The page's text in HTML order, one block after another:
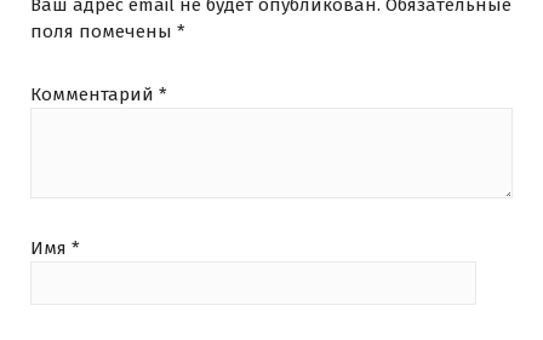
Ваш адрес email не будет опубликован. Обязательные
поля помечены *
Комментарий *
Имя *